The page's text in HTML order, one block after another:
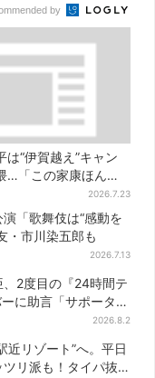
by
は“伊賀越え”キャン
…「この家康ほんと
いな」【豊臣兄弟】
2026.7.23
「歌舞伎は“感動を
・市川染五郎も
2026.7.13
2度目の『24時間テ
に助言「サポーター
2026.8.2
近リゾート”へ。平日
リ派も！タイパ抜